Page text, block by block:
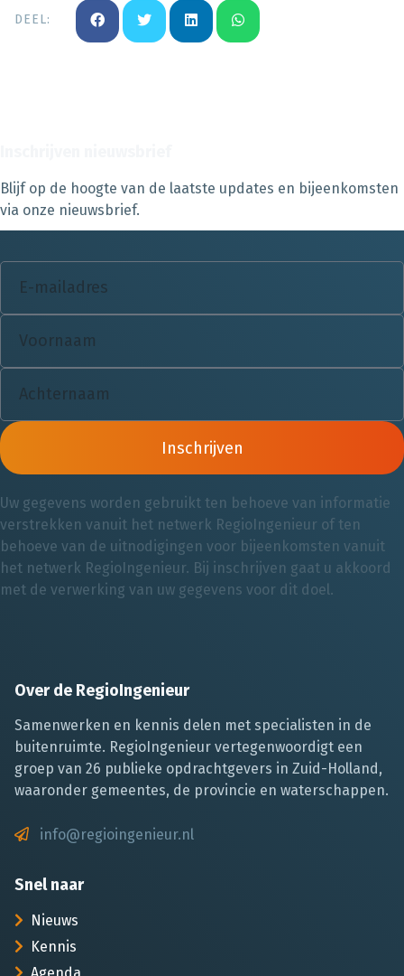
DEEL:
Blijf op de hoogte van de laatste updates en bijeenkomsten
via onze nieuwsbrief.
Inschrijven
Uw gegevens worden gebruikt ten behoeve van informatie
verstrekken vanuit het netwerk RegioIngenieur of ten
behoeve van de uitnodigingen voor bijeenkomsten vanuit
het netwerk RegioIngenieur. Bij inschrijven gaat u akkoord
met de verwerking van uw gegevens voor dit doel.
Over de RegioIngenieur
Samenwerken en kennis delen met specialisten in de
buitenruimte. RegioIngenieur vertegenwoordigt een
groep van 26 publieke opdrachtgevers in Zuid-Holland,
waaronder gemeentes, de provincie en waterschappen.
info@regioingenieur.nl
Snel naar
Nieuws
Kennis